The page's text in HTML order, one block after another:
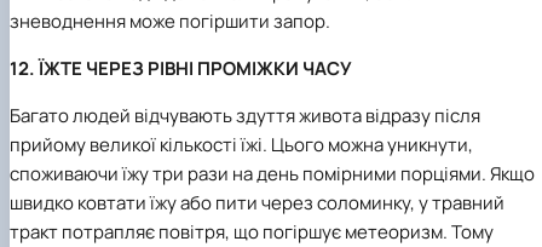
зневоднення може погіршити запор.
12. ЇЖТЕ ЧЕРЕЗ РІВНІ ПРОМІЖКИ ЧАСУ
Багато людей відчувають здуття живота відразу після
прийому великої кількості їжі. Цього можна уникнути,
споживаючи їжу три рази на день помірними порціями. Якщо
швидко ковтати їжу або пити через соломинку, у травний
тракт потрапляє повітря, що погіршує метеоризм. Тому